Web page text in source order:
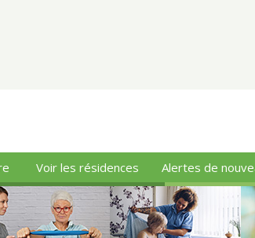
Voir les résidences Alertes de